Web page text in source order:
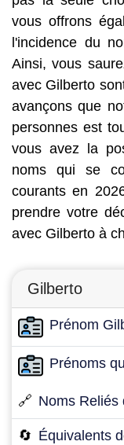
vous offrons
l'incidence du
Ainsi, vous
avec Gilberto
avançons que
personnes est
vous avez la
noms qui se
courants en
prendre votre
avec Gilberto à
Gilberto
Prénom
Prénoms
🔗 Noms Reliés
🔄 Équivalents